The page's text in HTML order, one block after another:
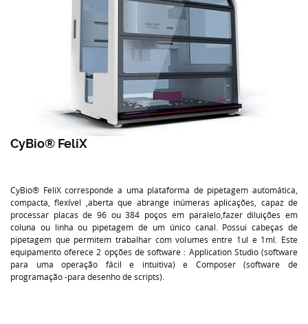
CyBio® FeliX
CyBio® FeliX corresponde a uma plataforma de pipetagem automática,
compacta, flexível ,aberta que abrange inúmeras aplicações, capaz de
processar placas de 96 ou 384 poços em paralelo,fazer diluições em
coluna ou linha ou pipetagem de um único canal. Possui cabeças de
pipetagem que permitem trabalhar com volumes entre 1ul e 1ml. Este
equipamento oferece 2 opções de software : Application Studio (software
para uma operação fácil e intuitiva) e Composer (software de
programação -para desenho de scripts).